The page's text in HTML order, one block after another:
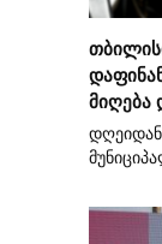
მიღება